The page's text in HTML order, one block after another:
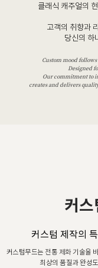
클래식 캐주얼의
고객의 취향과
당신의 하
Custom mood
Designed
Our commitment to
creates and delivers
커
커스텀 제작의
커스텀무드는 전통 제화 기술을
최상의 품질과 완성